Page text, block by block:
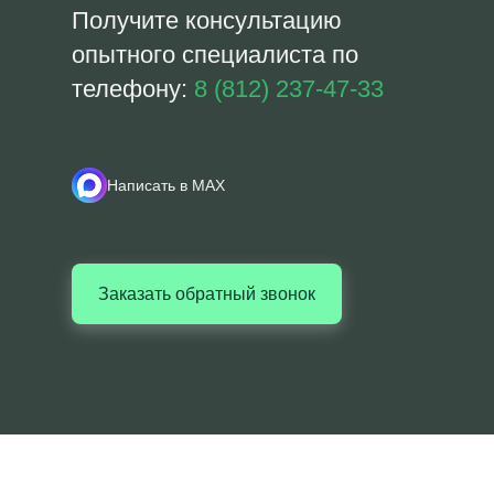
Получите консультацию
опытного специалиста по
телефону: 8 (812) 237-47-33
Написать в MAX
Заказать обратный звонок